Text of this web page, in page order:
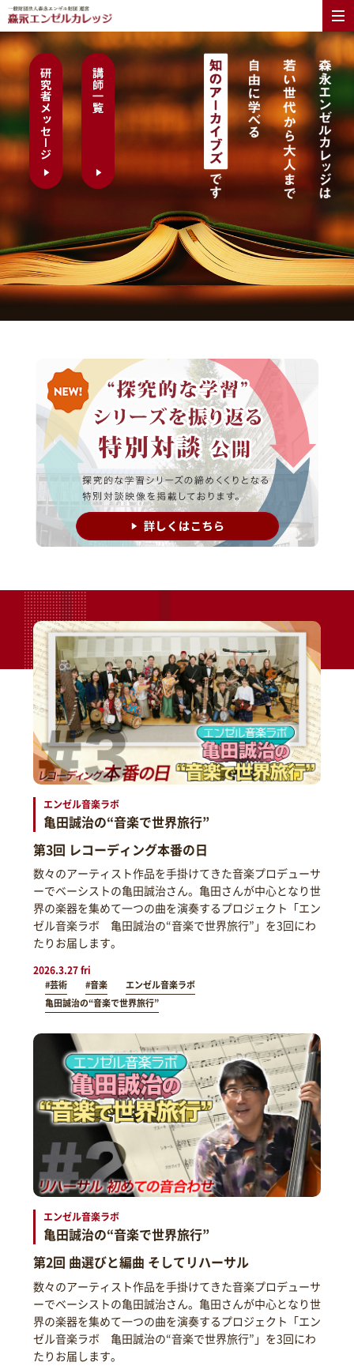
エンゼル音楽ラボ
亀田誠治の“音楽で世界旅行”
第3回 レコーディング本番の日
数々のアーティスト作品を手掛けてきた音楽プロデューサ
ーでベーシストの亀田誠治さん。亀田さんが中心となり世
界の楽器を集めて一つの曲を演奏するプロジェクト「エン
ゼル音楽ラボ 亀田誠治の“音楽で世界旅行”」を3回にわ
たりお届します。
2026.3.27 fri
#芸術 #音楽
エンゼル音楽ラボ
亀田誠治の“音楽で世界旅行”
エンゼル音楽ラボ
亀田誠治の“音楽で世界旅行”
第2回 曲選びと編曲 そしてリハーサル
数々のアーティスト作品を手掛けてきた音楽プロデューサ
ーでベーシストの亀田誠治さん。亀田さんが中心となり世
界の楽器を集めて一つの曲を演奏するプロジェクト「エン
ゼル音楽ラボ 亀田誠治の“音楽で世界旅行”」を3回にわ
たりお届します。